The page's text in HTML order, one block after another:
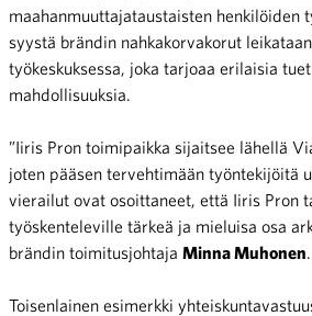
maahanmuuttajataustaisten henkilöiden
syystä brändin nahkakorvakorut
työkeskuksessa, joka tarjoaa erilaisia
mahdollisuuksia.
”Iiris Pron toimipaikka sijaitsee lähellä
joten pääsen tervehtimään työntekijöitä
vierailut ovat osoittaneet, että Iiris Pron
työskenteleville tärkeä ja mieluisa osa
brändin toimitusjohtaja Minna Muhonen.
Toisenlainen esimerkki